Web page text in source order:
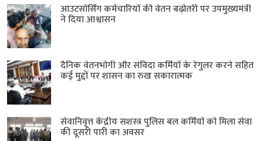
आउटसोर्सिंग कर्मचारियों की वेतन बढ़ोतरी पर उपमुख्यमंत्री
ने दिया आश्वासन
दैनिक वेतनभोगी और संविदा कर्मियों के रेगुलर करने सहित
कई मुद्दों पर शासन का रुख सकारात्मक
सेवानिवृत्त केंद्रीय सशस्त्र पुलिस बल ​कर्मियों को मिला सेवा
की दूसरी पारी का अवसर